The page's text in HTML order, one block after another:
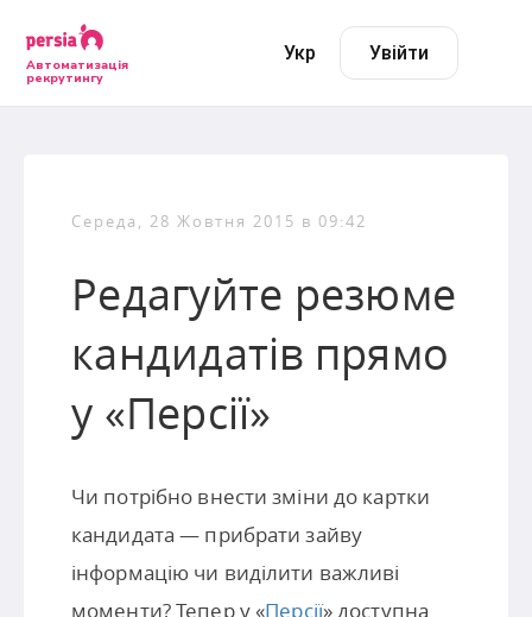
Автоматизація
рекрутингу
Укр Увійти
Середа, 28 Жовтня 2015 в 09:42
Редагуйте резюме
кандидатів прямо
у «Персії»
Чи потрібно внести зміни до картки
кандидата — прибрати зайву
інформацію чи виділити важливі
моменти? Тепер у «Персії» доступна